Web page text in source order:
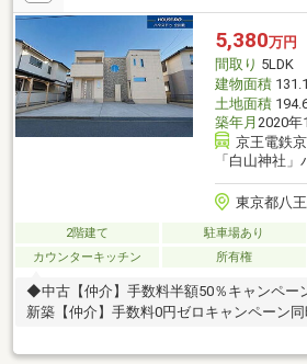
5,380万円
間取り 5LDK
建物面積
土地面積
築年月 2020年
京王電鉄
「白山神社
東京都八
2階建て 駐車場あり
カウンターキッチン
所有権
◆中古【仲介】手数料半額50％キャンペー
新築【仲介】手数料0円ゼロキャンペーン